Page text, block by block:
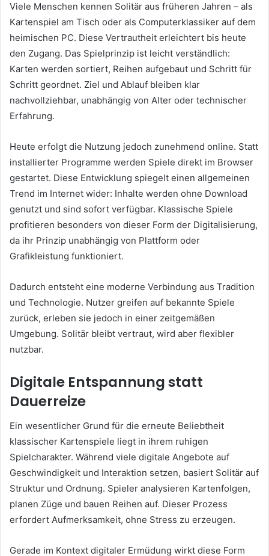
Viele Menschen kennen Solitär aus früheren Jahren – als
Kartenspiel am Tisch oder als Computerklassiker auf dem
heimischen PC. Diese Vertrautheit erleichtert bis heute
den Zugang. Das Spielprinzip ist leicht verständlich:
Karten werden sortiert, Reihen aufgebaut und Schritt für
Schritt geordnet. Ziel und Ablauf bleiben klar
nachvollziehbar, unabhängig von Alter oder technischer
Erfahrung.
Heute erfolgt die Nutzung jedoch zunehmend online. Statt
installierter Programme werden Spiele direkt im Browser
gestartet. Diese Entwicklung spiegelt einen allgemeinen
Trend im Internet wider: Inhalte werden ohne Download
genutzt und sind sofort verfügbar. Klassische Spiele
profitieren besonders von dieser Form der Digitalisierung,
da ihr Prinzip unabhängig von Plattform oder
Grafikleistung funktioniert.
Dadurch entsteht eine moderne Verbindung aus Tradition
und Technologie. Nutzer greifen auf bekannte Spiele
zurück, erleben sie jedoch in einer zeitgemäßen
Umgebung. Solitär bleibt vertraut, wird aber flexibler
nutzbar.
Digitale Entspannung statt
Dauerreize
Ein wesentlicher Grund für die erneute Beliebtheit
klassischer Kartenspiele liegt in ihrem ruhigen
Spielcharakter. Während viele digitale Angebote auf
Geschwindigkeit und Interaktion setzen, basiert Solitär auf
Struktur und Ordnung. Spieler analysieren Kartenfolgen,
planen Züge und bauen Reihen auf. Dieser Prozess
erfordert Aufmerksamkeit, ohne Stress zu erzeugen.
Gerade im Kontext digitaler Ermüdung wirkt diese Form